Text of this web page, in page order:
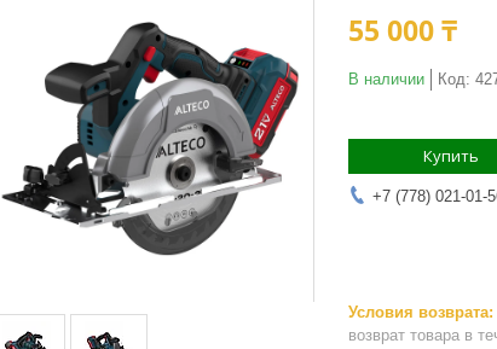
55 000 ₸
В наличии Код:
Купить
+7 (778) 021-01-
возврат товара в